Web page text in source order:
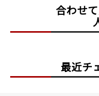
合わせ
最近チ